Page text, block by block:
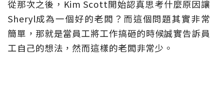
從那次之後，Kim Scott開始認真思考什麼原因讓
Sheryl成為一個好的老闆？而這個問題其實非常
簡單，那就是當員工將工作搞砸的時候誠實告訴員
工自己的想法，然而這樣的老闆非常少。